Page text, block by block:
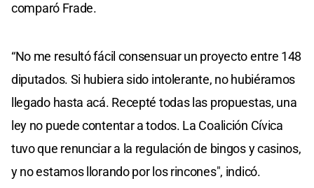
comparó Frade.
“No me resultó fácil consensuar un proyecto entre 148
diputados. Si hubiera sido intolerante, no hubiéramos
llegado hasta acá. Recepté todas las propuestas, una
ley no puede contentar a todos. La Coalición Cívica
tuvo que renunciar a la regulación de bingos y casinos,
y no estamos llorando por los rincones", indicó.